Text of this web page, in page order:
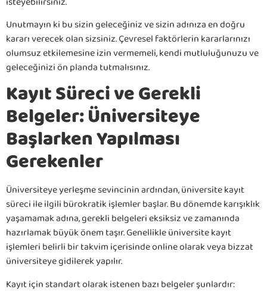
Unutmayın ki bu sizin geleceğiniz ve sizin adınıza en doğru
kararı verecek olan sizsiniz. Çevresel faktörlerin kararlarınızı
olumsuz etkilemesine izin vermemeli, kendi mutluluğunuzu ve
geleceğinizi ön planda tutmalısınız.
Kayıt Süreci ve Gerekli
Belgeler: Üniversiteye
Başlarken Yapılması
Gerekenler
Üniversiteye yerleşme sevincinin ardından, üniversite kayıt
süreci ile ilgili bürokratik işlemler başlar. Bu dönemde karışıklık
yaşamamak adına, gerekli belgeleri eksiksiz ve zamanında
hazırlamak büyük önem taşır. Genellikle üniversite kayıt
işlemleri belirli bir takvim içerisinde online olarak veya bizzat
üniversiteye gidilerek yapılır.
Kayıt için standart olarak istenen bazı belgeler şunlardır: